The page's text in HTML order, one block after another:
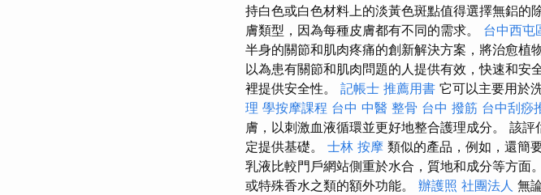
持白色或白色材料上的淡黃色斑點值得選擇無鋁的
膚類型，因為每種皮膚都有不同的需求。 台中西屯
半身的關節和肌肉疼痛的創新解決方案，將治愈植
以為患有關節和肌肉問題的人提供有效，快速和
裡提供安全性。 記帳士 推薦用書 它可以主要用於
理 學按摩課程 台中 中醫 整骨 台中 撥筋 台中刮痧
膚，以刺激血液循環並更好地整合護理成分。 該
定提供基礎。 士林 按摩 類似的產品，例如，還簡
乳液比較門戶網站側重於水合，質地和成分等方面。
或特殊香水之類的額外功能。 辦護照 社團法人 無